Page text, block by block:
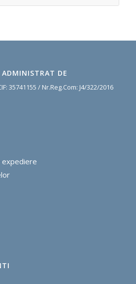
DE
35741155 / Nr.Reg.Com: J4/322/2016
expediere